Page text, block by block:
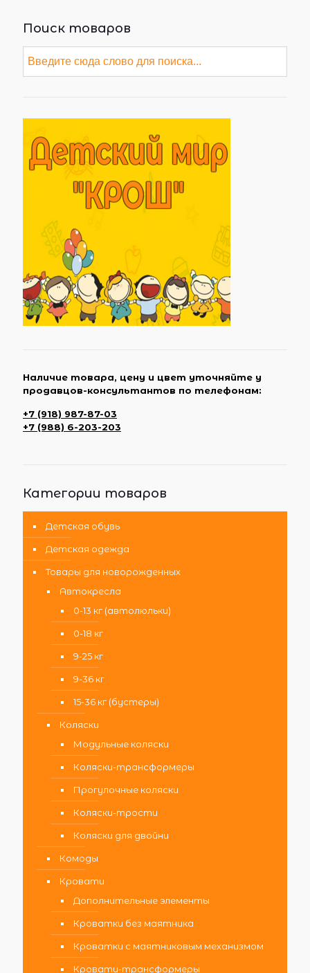
Поиск товаров
Наличие товара, цену и цвет уточняйте у
продавцов-консультантов по телефонам:
+7 (918) 987-87-03
+7 (988) 6-203-203
Категории товаров
Детская обувь
Детская одежда
Товары для новорожденных
Автокресла
0-13 кг (автолюльки)
0-18 кг
9-25 кг
9-36 кг
15-36 кг (бустеры)
Коляски
Модульные коляски
Коляски-трансформеры
Прогулочные коляски
Коляски-трости
Коляски для двойни
Комоды
Кровати
Дополнительные элементы
Кроватки без маятника
Кроватки с маятниковым механизмом
Кровати-трансформеры